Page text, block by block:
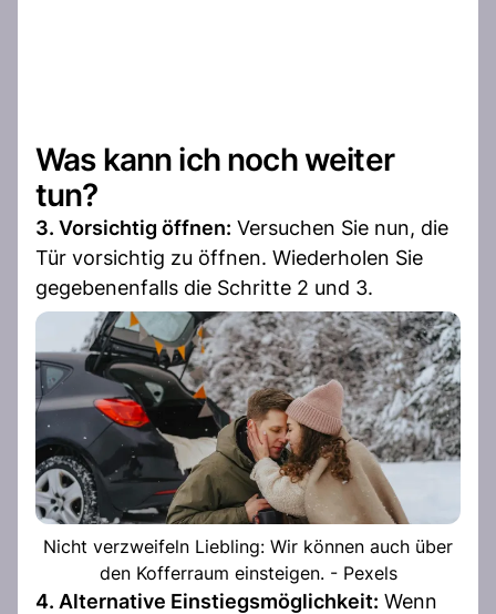
Was kann ich noch weiter
tun?
3. Vorsichtig öffnen: Versuchen Sie nun, die
Tür vorsichtig zu öffnen. Wiederholen Sie
gegebenenfalls die Schritte 2 und 3.
Nicht verzweifeln Liebling: Wir können auch über
den Kofferraum einsteigen. - Pexels
4. Alternative Einstiegsmöglichkeit: Wenn